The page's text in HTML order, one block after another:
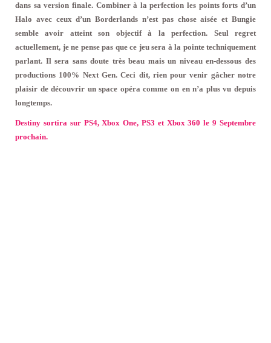
dans sa version finale. Combiner à la perfection les points forts d’un
Halo avec ceux d’un Borderlands n’est pas chose aisée et Bungie
semble avoir atteint son objectif à la perfection. Seul regret
actuellement, je ne pense pas que ce jeu sera à la pointe techniquement
parlant. Il sera sans doute très beau mais un niveau en-dessous des
productions 100% Next Gen. Ceci dit, rien pour venir gâcher notre
plaisir de découvrir un space opéra comme on en n’a plus vu depuis
longtemps.
Destiny sortira sur PS4, Xbox One, PS3 et Xbox 360 le 9 Septembre
prochain.